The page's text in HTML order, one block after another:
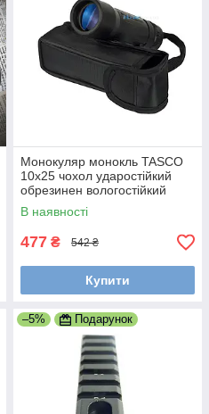
Монокуляр монокль TASCO
10x25 чохол ударостійкий
обрезинен вологостійкий
корпус ремінь
В наявності
477 ₴ 542 ₴
Купити
–5% Подарунок